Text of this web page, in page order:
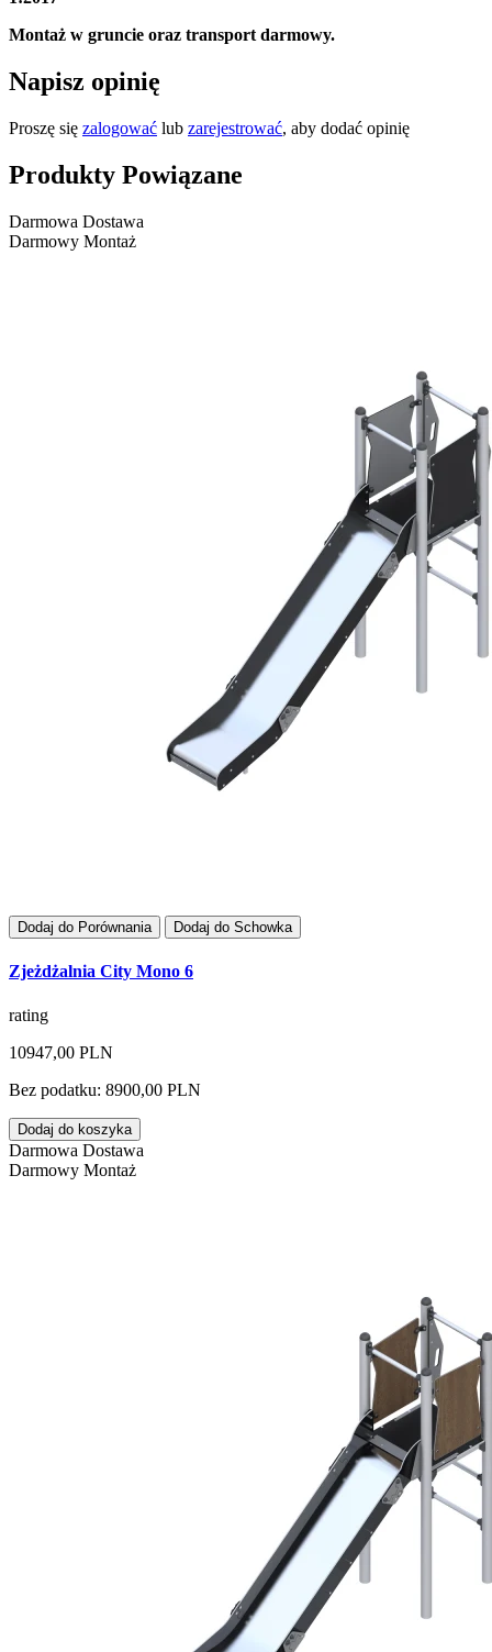
Montaż w gruncie oraz transport darmowy.
Napisz opinię
Proszę się zalogować lub zarejestrować, aby dodać opinię
Produkty Powiązane
Darmowa Dostawa
Darmowy Montaż
Dodaj do Porównania Dodaj do Schowka
Zjeżdżalnia City Mono 6
rating
10947,00 PLN
Bez podatku: 8900,00 PLN
Dodaj do koszyka
Darmowa Dostawa
Darmowy Montaż